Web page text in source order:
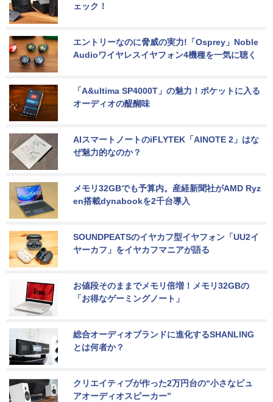
ェック！
エントリーなのに脅威の実力!「Osprey」Noble
Audioワイヤレスイヤフォン4機種を一気に聴く
「A&ultima SP4000T」の魅力！ポケットに入る
オーディオの醍醐味
AIスマートノートのiFLYTEK「AINOTE 2」はな
ぜ魅力的なのか？
メモリ32GBでも予算内。産経新聞社がAMD Ryz
en搭載dynabookを2千台導入
SOUNDPEATSのイヤカフ型イヤフォン「UU2イ
ヤーカフ」をイヤカフマニアが語る
お値段そのままでメモリ倍増！メモリ32GBの
「お得なゲーミングノート」
総合オーディオブランドに進化するSHANLING
とは何者か？
クリエイティブが作った2万円台の“小さなピュ
アオーディオスピーカー”